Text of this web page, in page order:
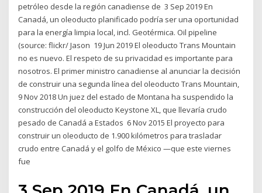
petróleo desde la región canadiense de 3 Sep 2019 En
Canadá, un oleoducto planificado podría ser una oportunidad
para la energía limpia local, incl. Geotérmica. Oil pipeline
(source: flickr/ Jason 19 Jun 2019 El oleoducto Trans Mountain
no es nuevo. El respeto de su privacidad es importante para
nosotros. El primer ministro canadiense al anunciar la decisión
de construir una segunda línea del oleoducto Trans Mountain,
9 Nov 2018 Un juez del estado de Montana ha suspendido la
construcción del oleoducto Keystone XL, que llevaría crudo
pesado de Canadá a Estados 6 Nov 2015 El proyecto para
construir un oleoducto de 1.900 kilómetros para trasladar
crudo entre Canadá y el golfo de México —que este viernes
fue